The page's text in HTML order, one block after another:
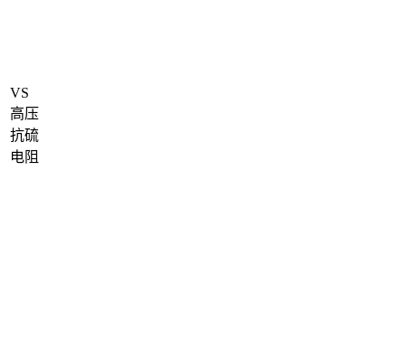
VS
高压
抗硫
电阻